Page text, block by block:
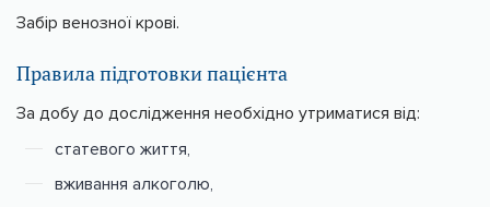
Забір венозної крові.
Правила підготовки пацієнта
За добу до дослідження необхідно утриматися від:
статевого життя,
вживання алкоголю,